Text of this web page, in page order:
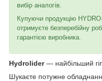
вибір аналогів.
Купуючи продукцію
отримуєте безперебійну
гарантією виробника.
Hydrolider— найбільший
Шукаєте потужне